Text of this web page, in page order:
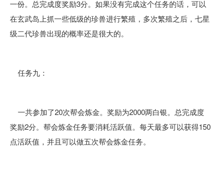
一份。总完成度奖励3分。如果没有完成这个任务的话，可以
在玄武岛上抓一些低级的珍兽进行繁殖，多次繁殖之后，七星
级二代珍兽出现的概率还是很大的。
任务九：
一共参加了20次帮会炼金。奖励为2000两白银。总完成度
奖励2分。帮会炼金任务要消耗活跃值。每天最多可以获得150
点活跃值，并且可以做五次帮会炼金任务。